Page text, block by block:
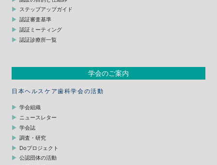
ステップアップガイド
認証審査基準
認証ミーティング
認証診療所一覧
学会のご案内
日本ヘルスケア歯科学会の活動
学会組織
ニュースレター
学会誌
調査・研究
Doプロジェクト
公認団体の活動